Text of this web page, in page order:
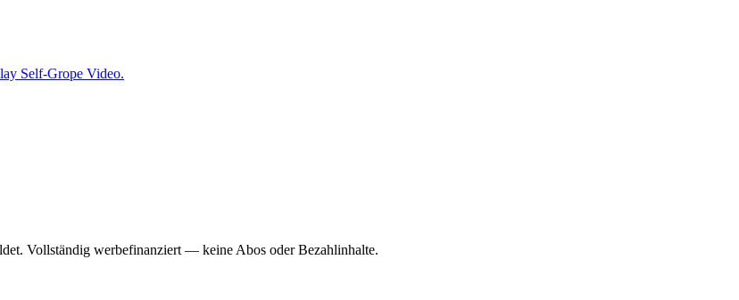
Self-Grope Video.
Vollständig werbefinanziert — keine Abos oder Bezahlinhalte.